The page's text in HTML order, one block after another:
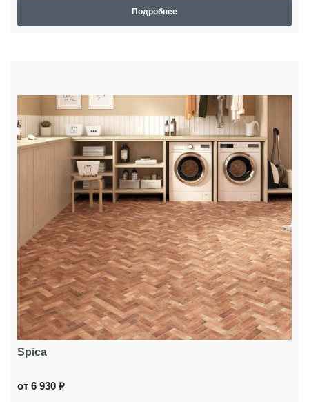
Подробнее
Spica
от 6 930 ₽